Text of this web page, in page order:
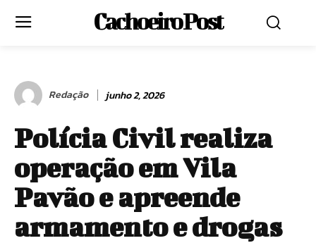
Cachoeiro Post
Redação junho 2, 2026
Polícia Civil realiza
operação em Vila
Pavão e apreende
armamento e drogas